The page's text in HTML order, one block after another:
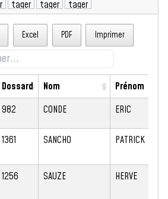
Excel PDF Imprimer
Dossard Nom
Prénom
982 CONDE ERIC
1361 SANCHO PATRICK
1256 SAUZE HERVE